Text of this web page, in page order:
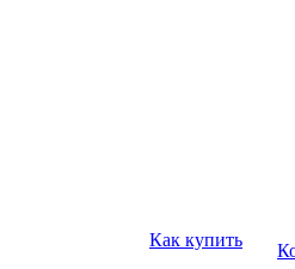
Как купить